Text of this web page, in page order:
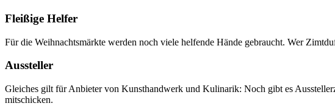
Fleißige Helfer
Für die Weihnachtsmärkte werden noch viele helfende Hände gebraucht. Wer
Aussteller
Gleiches gilt für Anbieter von Kunsthandwerk und Kulinarik: Noch gibt es
mitschicken.